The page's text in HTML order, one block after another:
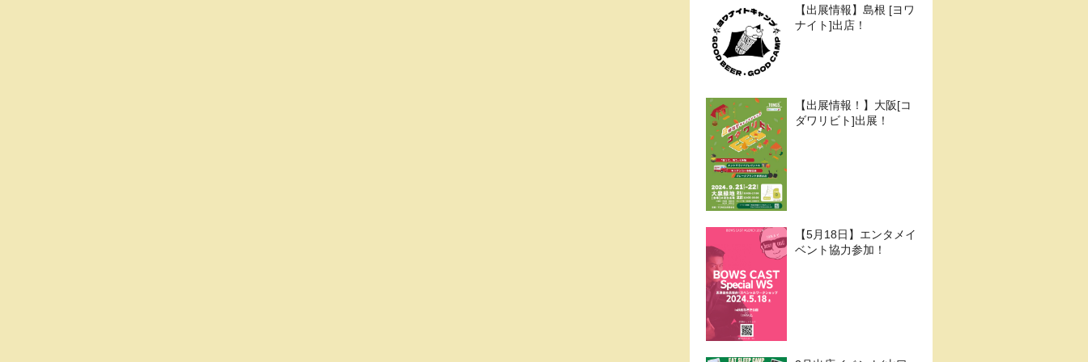
【出展情報】島根 [ヨワ
ナイト]出店！
【出展情報！】大阪[コ
ダワリビト]出展！
【5月18日】エンタメイ
ベント協力参加！